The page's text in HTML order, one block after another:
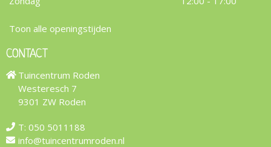
Toon alle openingstijden
CONTACT
Tuincentrum Roden
Westeresch 7
9301 ZW Roden
T: 050 5011188
info@tuincentrumroden.nl